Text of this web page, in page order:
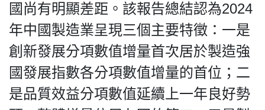
國尚有明顯差距。該報告總結認為2024
年中國製造業呈現三個主要特徵：一是
創新發展分項數值增量首次居於製造強
國發展指數各分項數值增量的首位；二
是品質效益分項數值延續上一年良好勢